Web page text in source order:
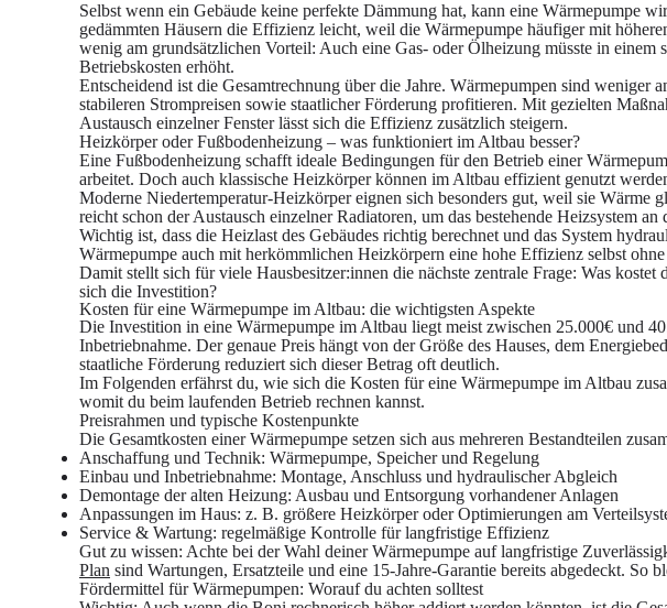
Selbst wenn ein Gebäude keine perfekte Dämmung hat, kann eine Wärmepumpe
gedämmten Häusern die Effizienz leicht, weil die Wärmepumpe häufiger mit
wenig am grundsätzlichen Vorteil: Auch eine Gas- oder Ölheizung müsste in einem
Betriebskosten erhöht.
Entscheidend ist die Gesamtrechnung über die Jahre. Wärmepumpen sind weniger
stabileren Strompreisen sowie staatlicher Förderung profitieren. Mit gezielten
Austausch einzelner Fenster lässt sich die Effizienz zusätzlich steigern.
Heizkörper oder Fußbodenheizung – was funktioniert im Altbau besser?
Eine Fußbodenheizung schafft ideale Bedingungen für den Betrieb einer
arbeitet. Doch auch klassische Heizkörper können im Altbau effizient genutzt
Moderne Niedertemperatur-Heizkörper eignen sich besonders gut, weil sie Wärme
reicht schon der Austausch einzelner Radiatoren, um das bestehende Heizsystem
Wichtig ist, dass die Heizlast des Gebäudes richtig berechnet und das System
Wärmepumpe auch mit herkömmlichen Heizkörpern eine hohe Effizienz selbst ohne
Damit stellt sich für viele Hausbesitzer:innen die nächste zentrale Frage: Was
sich die Investition?
Kosten für eine Wärmepumpe im Altbau: die wichtigsten Aspekte
Die Investition in eine Wärmepumpe im Altbau liegt meist zwischen 25.000€ und
Inbetriebnahme. Der genaue Preis hängt von der Größe des Hauses, dem
staatliche Förderung reduziert sich dieser Betrag oft deutlich.
Im Folgenden erfährst du, wie sich die Kosten für eine Wärmepumpe im Altbau
womit du beim laufenden Betrieb rechnen kannst.
Preisrahmen und typische Kostenpunkte
Die Gesamtkosten einer Wärmepumpe setzen sich aus mehreren Bestandteilen
Anschaffung und Technik: Wärmepumpe, Speicher und Regelung
Einbau und Inbetriebnahme: Montage, Anschluss und hydraulischer Abgleich
Demontage der alten Heizung: Ausbau und Entsorgung vorhandener Anlagen
Anpassungen im Haus: z. B. größere Heizkörper oder Optimierungen am
Service & Wartung: regelmäßige Kontrolle für langfristige Effizienz
Gut zu wissen: Achte bei der Wahl deiner Wärmepumpe auf langfristige
Plan sind Wartungen, Ersatzteile und eine 15-Jahre-Garantie bereits abgedeckt. So
Fördermittel für Wärmepumpen: Worauf du achten solltest